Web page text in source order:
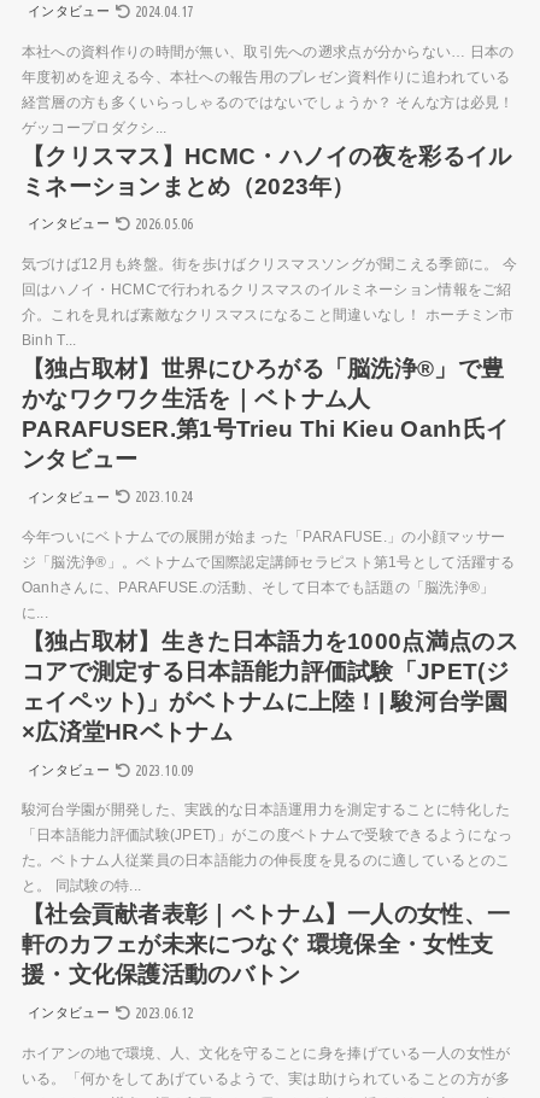
インタビュー 2024.04.17
本社への資料作りの時間が無い、取引先への遡求点が分からない… 日本の
年度初めを迎える今、本社への報告用のプレゼン資料作りに追われている
経営層の方も多くいらっしゃるのではないでしょうか？ そんな方は必見！
ゲッコープロダクシ...
【クリスマス】HCMC・ハノイの夜を彩るイル
ミネーションまとめ（2023年）
インタビュー 2026.05.06
気づけば12月も終盤。街を歩けばクリスマスソングが聞こえる季節に。 今
回はハノイ・HCMCで行われるクリスマスのイルミネーション情報をご紹
介。これを見れば素敵なクリスマスになること間違いなし！ ホーチミン市
Binh T...
【独占取材】世界にひろがる「脳洗浄®︎」で豊
かなワクワク生活を｜ベトナム人
PARAFUSER.第1号Trieu Thi Kieu Oanh氏イ
ンタビュー
インタビュー 2023.10.24
今年ついにベトナムでの展開が始まった「PARAFUSE.」の小顔マッサー
ジ「脳洗浄®︎」。ベトナムで国際認定講師セラピスト第1号として活躍する
Oanhさんに、PARAFUSE.の活動、そして日本でも話題の「脳洗浄®︎」
に...
【独占取材】生きた日本語力を1000点満点のス
コアで測定する日本語能力評価試験「JPET(ジ
ェイペット)」がベトナムに上陸！| 駿河台学園
×広済堂HRベトナム
インタビュー 2023.10.09
駿河台学園が開発した、実践的な日本語運用力を測定することに特化した
「日本語能力評価試験(JPET)」がこの度ベトナムで受験できるようになっ
た。ベトナム人従業員の日本語能力の伸長度を見るのに適しているとのこ
と。 同試験の特...
【社会貢献者表彰｜ベトナム】一人の女性、一
軒のカフェが未来につなぐ 環境保全・女性支
援・文化保護活動のバトン
インタビュー 2023.06.12
ホイアンの地で環境、人、文化を守ることに身を捧げている一人の女性が
いる。「何かをしてあげているようで、実は助けられていることの方が多